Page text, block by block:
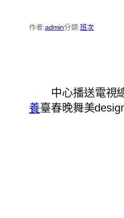
作者:admin分類:班次
中心播送電視
養臺春晚舞美